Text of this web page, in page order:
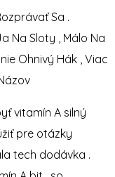
Sa .
Na Sloty , Málo Na
Ohnivý Hák , Viac
vitamín A silný
pre otázky
tech dodávka .